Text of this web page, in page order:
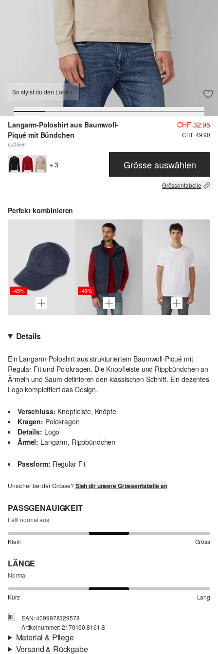
So stylst du den Look
Langarm-Poloshirt aus Baumwoll-
Piqué mit Bündchen
s.Oliver
CHF 32.95
CHF 49.90
+ 3 Grösse auswählen
Grössentabelle
Perfekt kombinieren
-45% -49%
Details
Ein Langarm-Poloshirt aus strukturiertem Baumwoll-Piqué mit
Regular Fit und Polokragen. Die Knopfleiste und Rippbündchen an
Ärmeln und Saum definieren den klassischen Schnitt. Ein dezentes
Logo komplettiert das Design.
Verschluss: Knopfleiste, Knöpfe
Kragen: Polokragen
Details: Logo
Ärmel: Langarm, Rippbündchen
Passform: Regular Fit
Unsicher bei der Grösse? Sieh dir unsere Grössentabelle an
PASSGENAUIGKEIT
Fällt normal aus
Klein Gross
LÄNGE
Normal
Kurz Lang
EAN: 4099978329578
Artikelnummer: 2170160.8161.S
Material & Pflege
Versand & Rückgabe